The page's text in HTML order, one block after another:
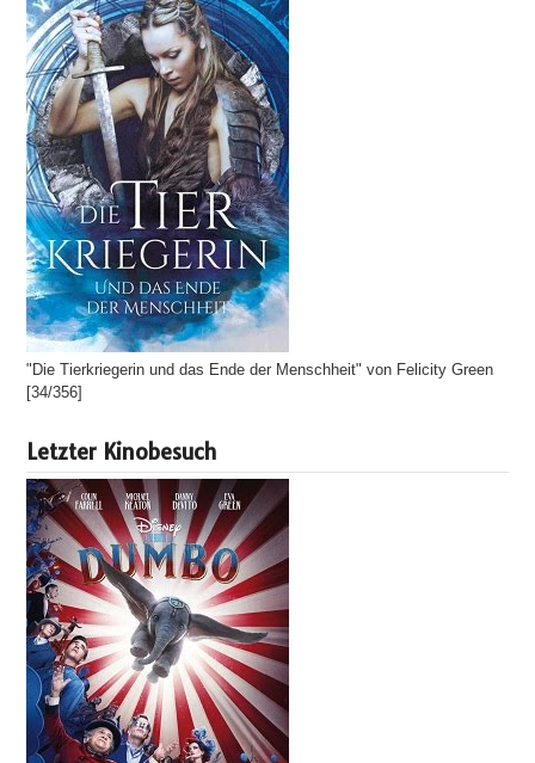
"Die Tierkriegerin und das Ende der Menschheit" von Felicity Green
[34/356]
Letzter Kinobesuch